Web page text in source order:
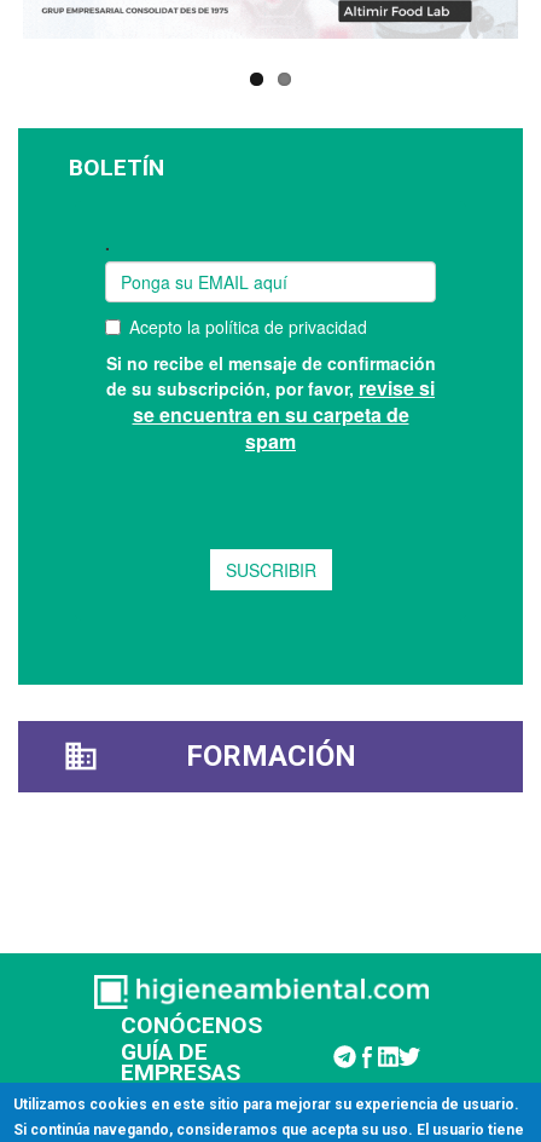
BOLETÍN
FORMACIÓN
CONÓCENOS
GUÍA DE
EMPRESAS
CONTACTAR
Utilizamos cookies en este sitio para mejorar su experiencia de usuario.
Si continúa navegando, consideramos que acepta su uso. El usuario tiene